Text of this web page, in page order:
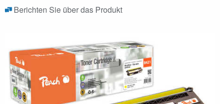
Berichten Sie über das Produkt